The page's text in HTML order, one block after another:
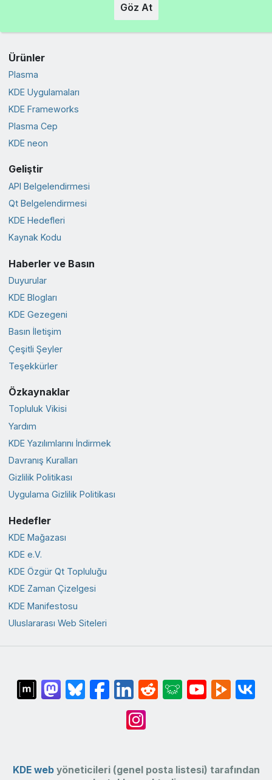
Göz At
Ürünler
Plasma
KDE Uygulamaları
KDE Frameworks
Plasma Cep
KDE neon
Geliştir
API Belgelendirmesi
Qt Belgelendirmesi
KDE Hedefleri
Kaynak Kodu
Haberler ve Basın
Duyurular
KDE Blogları
KDE Gezegeni
Basın İletişim
Çeşitli Şeyler
Teşekkürler
Özkaynaklar
Topluluk Vikisi
Yardım
KDE Yazılımlarını İndirmek
Davranış Kuralları
Gizlilik Politikası
Uygulama Gizlilik Politikası
Hedefler
KDE Mağazası
KDE e.V.
KDE Özgür Qt Topluluğu
KDE Zaman Çizelgesi
KDE Manifestosu
Uluslararası Web Siteleri
KDE webyöneticileri (genel posta listesi) tarafından